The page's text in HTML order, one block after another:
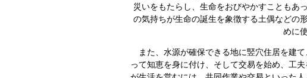
災いをもたらし、生命をおびやかすこともあ
の気持ちが生命の誕生を象徴する土偶などの
めに
また、水源が確保できる地に竪穴住居を建
って知恵を身に付け、そして交易を始め、工